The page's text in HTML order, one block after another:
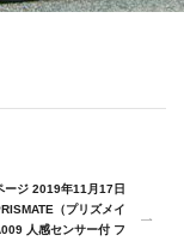
ージ 2019年11月17日
（プリズメイ
人感センサー付 フ